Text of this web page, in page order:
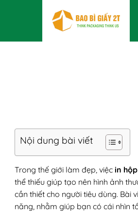
dung
Nội dung bài viết
Trong thế giới làm đẹp, việc in
thể thiếu giúp tạo nên hình ảnh
cần thiết cho người tiêu dùng. Bài
năng, nhằm giúp bạn có cái nhìn